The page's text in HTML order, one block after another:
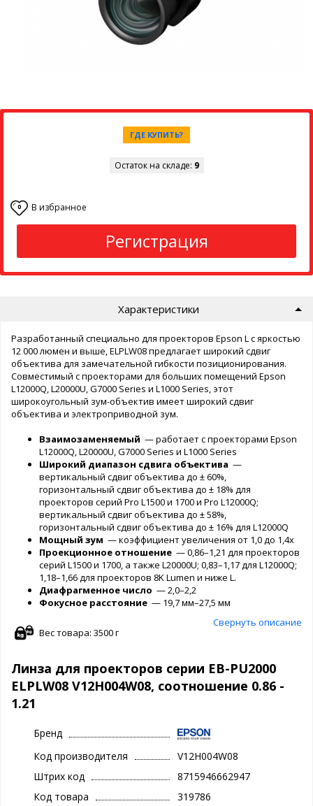
ГДЕ КУПИТЬ?
Остаток на складе: 9
0 В избранное
Регистрация
Характеристики
Разработанный специально для проекторов Epson L с яркостью
12 000 люмен и выше, ELPLW08 предлагает широкий сдвиг
объектива для замечательной гибкости позиционирования.
Совместимый с проекторами для больших помещений Epson
L12000Q, L20000U, G7000 Series и L1000 Series, этот
широкоугольный зум-объектив имеет широкий сдвиг
объектива и электроприводной зум.
Взаимозаменяемый — работает с проекторами Epson
L12000Q, L20000U, G7000 Series и L1000 Series
Широкий диапазон сдвига объектива —
вертикальный сдвиг объектива до ± 60%,
горизонтальный сдвиг объектива до ± 18% для
проекторов серий Pro L1500 и 1700 и Pro L12000Q;
вертикальный сдвиг объектива до ± 58%,
горизонтальный сдвиг объектива до ± 16% для L12000Q
Мощный зум — коэффициент увеличения от 1,0 до 1,4x
Проекционное отношение — 0,86–1,21 для проекторов
серий L1500 и 1700, а также L20000U; 0,83–1,17 для L12000Q;
1,18–1,66 для проекторов 8K Lumen и ниже L.
Диафрагменное число — 2,0–2,2
Фокусное расстояние — 19,7 мм–27,5 мм
Свернуть описание
Вес товара: 3500 г
Линза для проекторов серии EB-PU2000
ELPLW08 V12H004W08, соотношение 0.86 -
1.21
Бренд
Код производителя
V12H004W08
Штрих код
8715946662947
Код товара
319786